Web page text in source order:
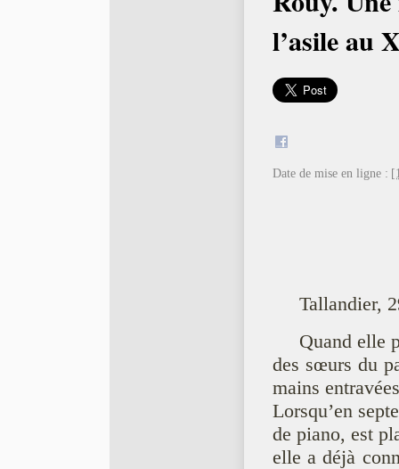
l’asile au
Date de mise en ligne :
Tallandier,
Quand elle
des sœurs du
mains
Lorsqu’en
de piano, est
elle a déjà